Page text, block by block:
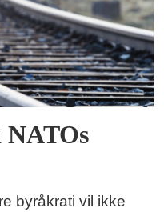
NATOs
byråkrati vil ikke